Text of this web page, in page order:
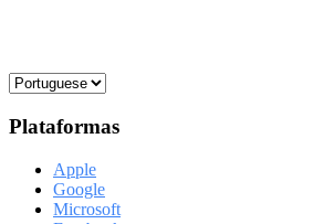
Plataformas
Apple
Google
Microsoft